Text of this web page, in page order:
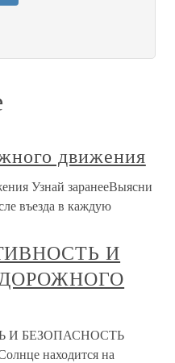
движения
Узнай заранееВыясни
въезда в каждую
И
И БЕЗОПАСНОСТЬ
находится на